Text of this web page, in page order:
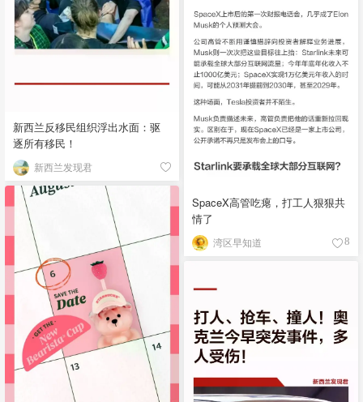
新西兰反移民组织浮出水面：驱
逐所有移民！
新西兰发现君
SpaceX高管吃瘪，打工人狠狠共
情了
湾区早知道 8